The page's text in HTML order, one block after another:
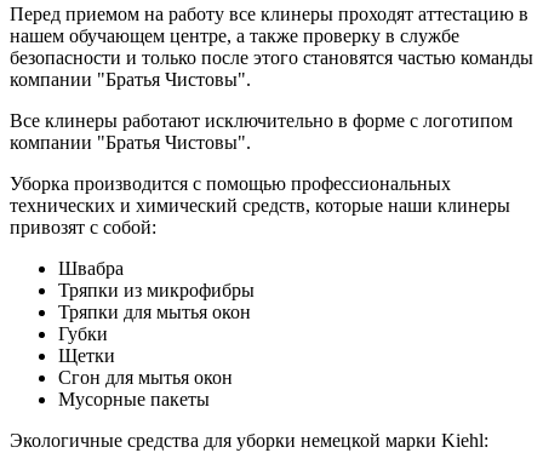
Перед приемом на работу все клинеры проходят аттестацию в
нашем обучающем центре, а также проверку в службе
безопасности и только после этого становятся частью команды
компании "Братья Чистовы".
Все клинеры работают исключительно в форме с логотипом
компании "Братья Чистовы".
Уборка производится с помощью профессиональных
технических и химический средств, которые наши клинеры
привозят с собой:
Швабра
Тряпки из микрофибры
Тряпки для мытья окон
Губки
Щетки
Сгон для мытья окон
Мусорные пакеты
Экологичные средства для уборки немецкой марки Kiehl: